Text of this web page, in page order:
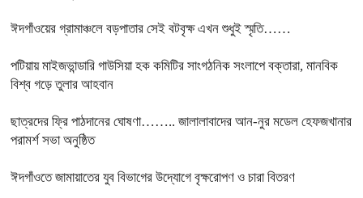
ঈদগাঁওয়ের গ্রামাঞ্চলে বড়পাতার সেই বটবৃক্ষ এখন শুধুই স্মৃতি……
পটিয়ায় মাইজভান্ডারি গাউসিয়া হক কমিটির সাংগঠনিক সংলাপে বক্তারা, মানবিক
বিশ্ব গড়ে তুলার আহবান
ছাত্রদের ফ্রি পাঠদানের ঘোষণা…….. জালালাবাদের আন-নুর মডেল হেফজখানার
পরামর্শ সভা অনুষ্ঠিত
ঈদগাঁওতে জামায়াতের যুব বিভাগের উদ্যোগে বৃক্ষরোপণ ও চারা বিতরণ